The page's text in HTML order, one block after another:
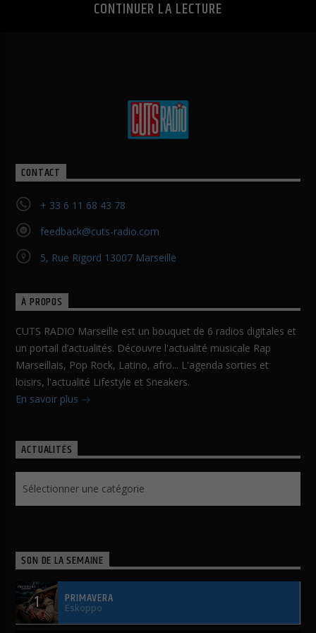
CONTINUER LA LECTURE
CONTACT
+ 33 6 11 68 43 78
feedback@cuts-radio.com
5, Rue Rigord 13007 Marseille
À PROPOS
CUTS RADIO Marseille est un bouquet de 6 radios digitales et
un portail d’actualités. Découvre l'actualité musicale Rap
Marseillais, Pop Rock, Latino, afro... L'agenda sorties et
loisirs, l'actualité Lifestyle et Sneakers.
En savoir plus
ACTUALITÉS
SON DE LA SEMAINE
1 PRIMAVERA
Eskoppo